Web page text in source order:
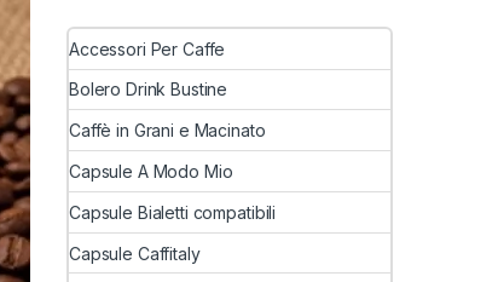
Accessori Per Caffe
Bolero Drink Bustine
Caffè in Grani e Macinato
Capsule A Modo Mio
Capsule Bialetti compatibili
Capsule Caffitaly